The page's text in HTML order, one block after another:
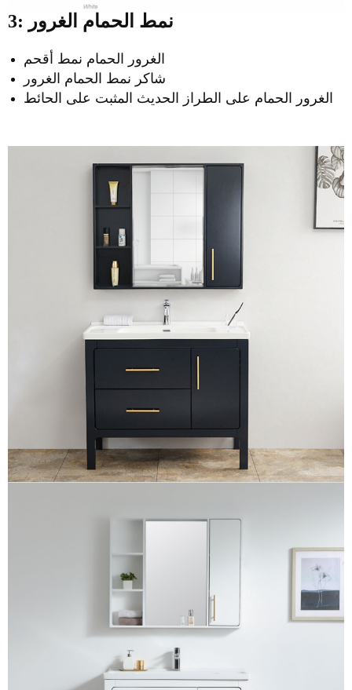
3: نمط الحمام الغرور
الغرور الحمام نمط أقحم
شاكر نمط الحمام الغرور
الغرور الحمام على الطراز الحديث المثبت على الحائط